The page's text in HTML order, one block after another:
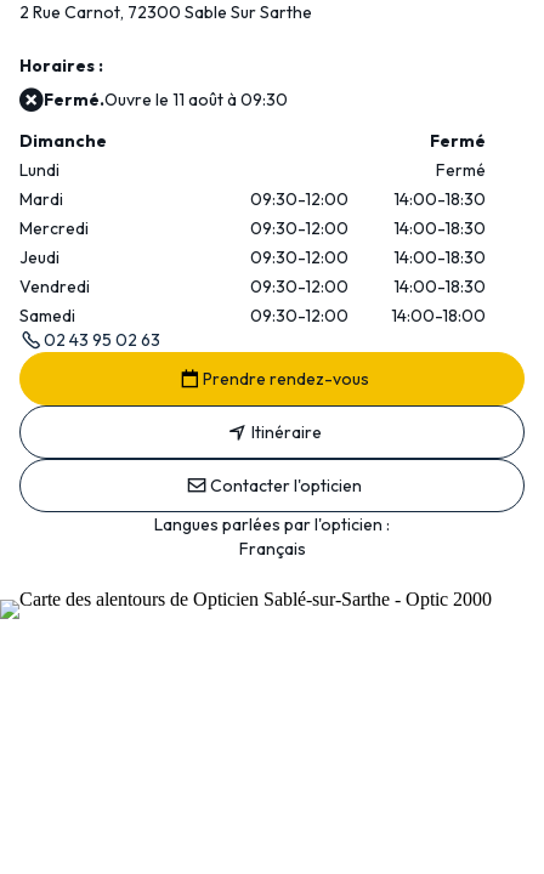
2 Rue Carnot, 72300 Sable Sur Sarthe
Horaires :
Fermé.Ouvre le 11 août à 09:30
Dimanche
Fermé
Lundi
Fermé
Mardi
09:30-12:00
14:00-18:30
Mercredi
09:30-12:00
14:00-18:30
Jeudi
09:30-12:00
14:00-18:30
Vendredi
09:30-12:00
14:00-18:30
Samedi
09:30-12:00
14:00-18:00
02 43 95 02 63
Prendre rendez-vous
Itinéraire
Contacter l'opticien
Langues parlées par l'opticien :
Français